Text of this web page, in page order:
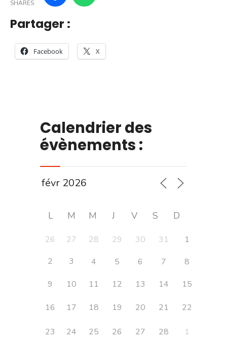
SHARES
Partager :
Facebook X
Calendrier des
évènements :
L M M J V S D
26 27 28 29 30 31
1
2
3 4 5 6 7
8
9
10 11 12 13 14 15
16 17 18 19 20 21 22
23 24 25 26 27 28 1